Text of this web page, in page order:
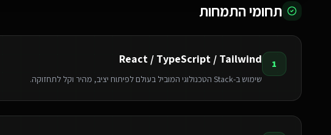
תחומי התמחות
1
React / TypeScript / Tailwind
שימוש ב-Stack הטכנולוגי המוביל בעולם לפיתוח יציב, מהיר וקל לתחזוקה.